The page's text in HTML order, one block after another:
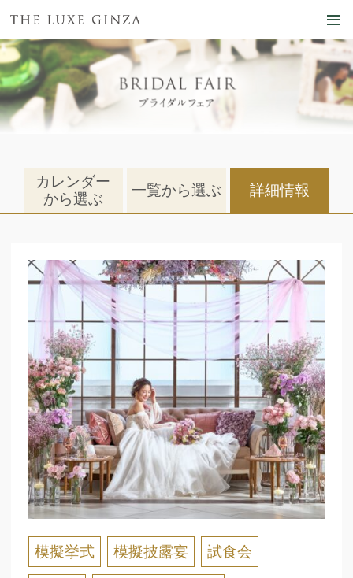
カレンダー
から選ぶ
一覧から選ぶ 詳細情報
模擬挙式 模擬披露宴 試食会